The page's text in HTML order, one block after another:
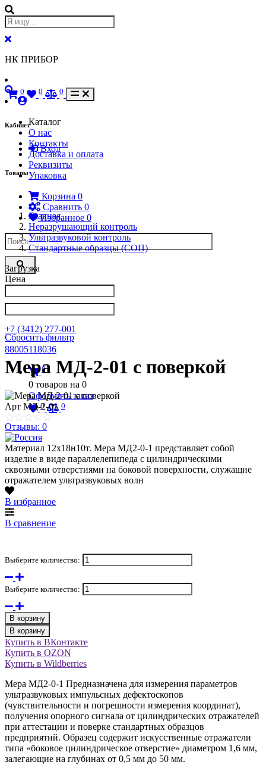
НК ПРИБОР
Кабинет
Вход
Товары
Корзина 0
Сравнить 0
Избранное 0
Написать в Телеграм
+7 (3412) 277-001
88005118036
0
0 товаров на 0
Оформить заказ
0 0
0 0 0
Каталог
О нас
Контакты
Доставка и оплата
Реквизиты
Упаковка
Главная
Неразрушающий контроль
Ультразвуковой контроль
Стандартные образцы (СОП)
Загрузка
Цена
Сбросить фильтр
Мера МД-2-01 с поверкой
Арт МД-2-01
Отзывы: 0
Материал 12х18н10т. Мера МД2-0-1 представляет собой
изделие в виде параллелепипеда с цилиндрическими
сквозными отверстиями на боковой поверхности, служащие
отражателем ультразвуковых волн
В избранное
В сравнение
Выберите количество:
Выберите количество:
В корзину
В корзину
Купить в ВКонтакте
Купить в OZON
Купить в Wildberries
Мера МД2-0-1 Предназначена для измерения параметров
ультразвуковых импульсных дефектоскопов
(чувствительности и погрешности измерения координат),
получения опорного сигнала от цилиндрических отражателей
при аттестации и поверке стандартных образцов
предприятий. Образец содержит искусственные отражатели
типа «боковое цилиндрическое отверстие» диаметром 1,6 мм,
залегающие на глубинах от 0,5 мм до 50 мм.